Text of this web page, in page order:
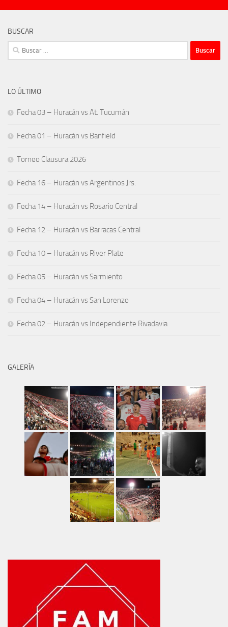
BUSCAR
Buscar:
LO ÚLTIMO
Fecha 03 – Huracán vs At. Tucumán
Fecha 01 – Huracán vs Banfield
Torneo Clausura 2026
Fecha 16 – Huracán vs Argentinos Jrs.
Fecha 14 – Huracán vs Rosario Central
Fecha 12 – Huracán vs Barracas Central
Fecha 10 – Huracán vs River Plate
Fecha 05 – Huracán vs Sarmiento
Fecha 04 – Huracán vs San Lorenzo
Fecha 02 – Huracán vs Independiente Rivadavia
GALERÍA